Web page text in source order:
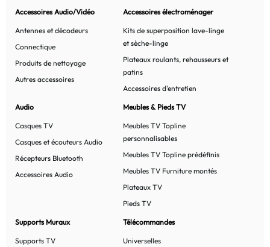
Accessoires Audio/Vidéo
Antennes et décodeurs
Connectique
Produits de nettoyage
Autres accessoires
Accessoires électroménager
Kits de superposition lave-linge
et sèche-linge
Plateaux roulants, rehausseurs et
patins
Accessoires d'entretien
Audio
Casques TV
Casques et écouteurs Audio
Récepteurs Bluetooth
Accessoires Audio
Meubles & Pieds TV
Meubles TV Topline
personnalisables
Meubles TV Topline prédéfinis
Meubles TV Furniture montés
Plateaux TV
Pieds TV
Supports Muraux
Supports TV
Télécommandes
Universelles